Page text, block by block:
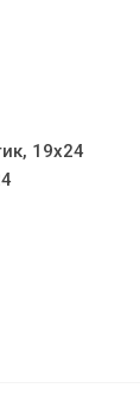
19х24